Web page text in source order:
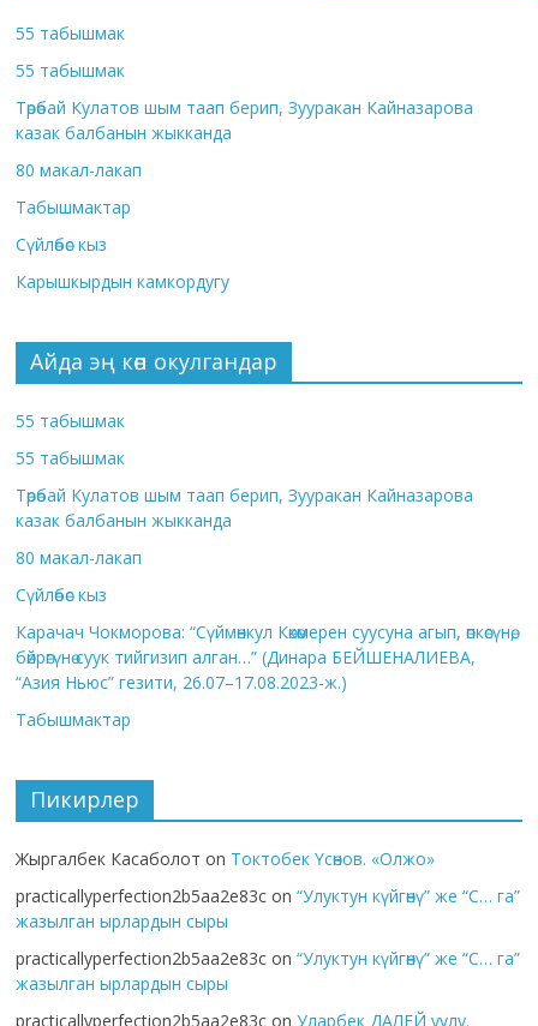
55 табышмак
55 табышмак
Төрөбай Кулатов шым таап берип, Зууракан Кайназарова
казак балбанын жыкканда
80 макал-лакап
Табышмактар
Сүйлөбөс кыз
Карышкырдын камкордугу
Айда эң көп окулгандар
55 табышмак
55 табышмак
Төрөбай Кулатов шым таап берип, Зууракан Кайназарова
казак балбанын жыкканда
80 макал-лакап
Сүйлөбөс кыз
Карачач Чокморова: “Сүймөнкул Көкөмерен суусуна агып, өпкөсүнө,
бөйрөгүнө суук тийгизип алган…” (Динара БЕЙШЕНАЛИЕВА,
“Азия Ньюс” гезити, 26.07–17.08.2023-ж.)
Табышмактар
Пикирлер
Жыргалбек Касаболот on Токтобек Үсөнов. «Олжо»
practicallyperfection2b5aa2e83c on“Улуктун күйгөнү” же “С… га”
жазылган ырлардын сыры
practicallyperfection2b5aa2e83c on“Улуктун күйгөнү” же “С… га”
жазылган ырлардын сыры
practicallyperfection2b5aa2e83c onУларбек ДАЛЕЙ уулу.